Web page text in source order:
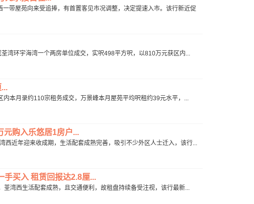
带屋苑向来受追捧，有首置客见市况调整，决定提速入市。该行新近促
湾环宇海湾一个两房单位成交，实呎498平方呎，以810万元获区内...
本月录约110宗租务成交，万景峰本月屋苑平均呎租约39元水平，...
元购入乐悠居1房户...
西近年迎来收成期，生活配套成熟完善，吸引不少外区人士迁入，该行...
手买入 租赁回报达2.8厘...
湾西生活配套成熟，且交通便利，故租盘持续备受注视，该行最新...